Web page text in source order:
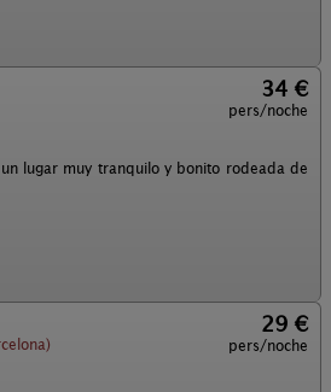
34 €
pers/noche
lugar muy tranquilo y bonito rodeada de
29 €
pers/noche